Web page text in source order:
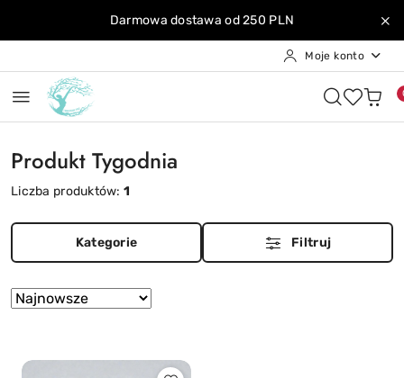
Przejdź do treści głównej
Przejdź do wyszukiwarki
Przejdź do moje konto
Przejdź do menu głównego
Przejdź do stopkiDarmowa dostawa od 250 PLN
Moje konto
Produkt Tygodnia
Liczba produktów:1
Kategorie Filtruj
Zastosowano
Sortuj